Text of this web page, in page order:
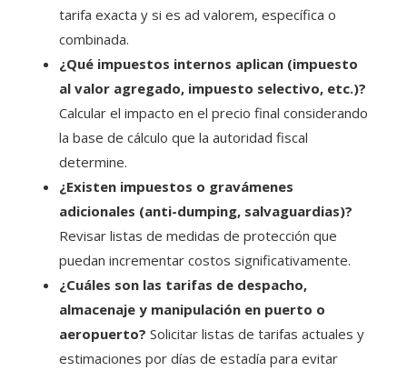
tarifa exacta y si es ad valorem, específica o
combinada.
¿Qué impuestos internos aplican (impuesto
al valor agregado, impuesto selectivo, etc.)?
Calcular el impacto en el precio final considerando
la base de cálculo que la autoridad fiscal
determine.
¿Existen impuestos o gravámenes
adicionales (anti-dumping, salvaguardias)?
Revisar listas de medidas de protección que
puedan incrementar costos significativamente.
¿Cuáles son las tarifas de despacho,
almacenaje y manipulación en puerto o
aeropuerto? Solicitar listas de tarifas actuales y
estimaciones por días de estadía para evitar